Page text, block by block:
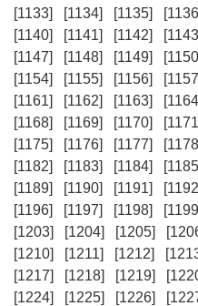
[1133]
[1134] [1135]
[1140]
[1141] [1142]
[1147]
[1148] [1149]
[1154]
[1155] [1156]
[1161]
[1162] [1163]
[1168]
[1169] [1170]
[1175]
[1176] [1177]
[1182]
[1183] [1184]
[1189]
[1190] [1191]
[1196]
[1197] [1198]
[1203]
[1204] [1205]
[1210]
[1211] [1212]
[1217]
[1218] [1219]
[1224]
[1225] [1226]